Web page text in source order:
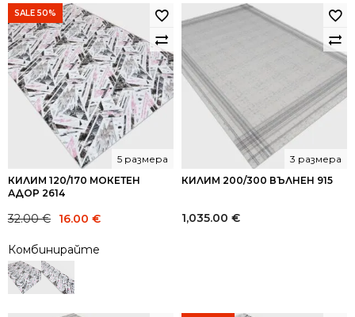
SALE 50%
КИЛИМ 120/170 МОКЕТЕН
АДОР 2614
5 размера
32.00€
Original
was:
32.00 €.
16.00 €
Current
is:
16.00 €.
Комбинирайте
КИЛИМ 200/300 ВЪЛНЕН 915
3 размера
1,035.00 €